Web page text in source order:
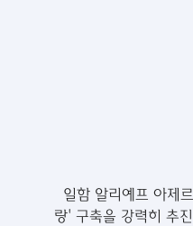
일함 알리예프 아제
랑' 구축을 강력히 추